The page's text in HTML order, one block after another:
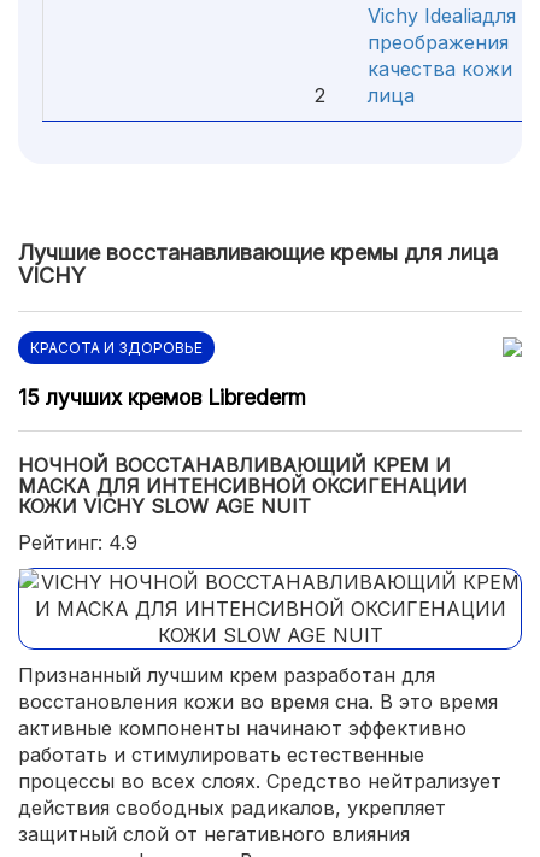
2
Vichy Idealiaдля
преображения
качества кожи
лица
Лучшие восстанавливающие кремы для лица
VICHY
КРАСОТА И ЗДОРОВЬЕ
15 лучших кремов Librederm
НОЧНОЙ ВОССТАНАВЛИВАЮЩИЙ КРЕМ И
МАСКА ДЛЯ ИНТЕНСИВНОЙ ОКСИГЕНАЦИИ
КОЖИ VICHY SLOW AGE NUIT
Рейтинг: 4.9
Признанный лучшим крем разработан для
восстановления кожи во время сна. В это время
активные компоненты начинают эффективно
работать и стимулировать естественные
процессы во всех слоях. Средство нейтрализует
действия свободных радикалов, укрепляет
защитный слой от негативного влияния